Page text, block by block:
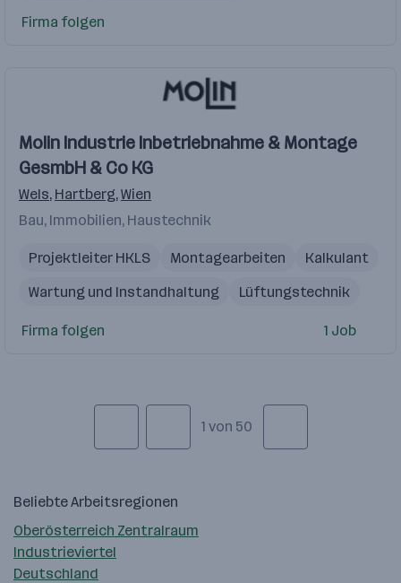
Firma folgen
Molin Industrie Inbetriebnahme & Montage
GesmbH & Co KG
Wels, Hartberg,Wien
Bau, Immobilien, Haustechnik
Projektleiter HKLS Montagearbeiten
Kalkulant
Wartung und Instandhaltung
Lüftungstechnik
IT Allrounder
Gebäudetechnik
Firma folgen 1 Job
1 von 50
Beliebte Arbeitsregionen
Oberösterreich Zentralraum
Industrieviertel
Deutschland